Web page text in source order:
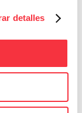
detalles